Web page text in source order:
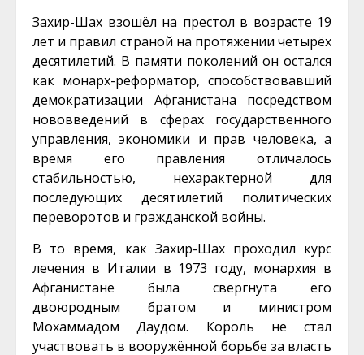
Захир-Шах взошёл на престол в возрасте 19
лет и правил страной на протяжении четырёх
десятилетий. В памяти поколений он остался
как монарх-реформатор, способствовавший
демократизации Афганистана посредством
нововведений в сферах государственного
управления, экономики и прав человека, а
время его правления отличалось
стабильностью, нехарактерной для
последующих десятилетий политических
переворотов и гражданской войны.
В то время, как Захир-Шах проходил курс
лечения в Италии в 1973 году, монархия в
Афганистане была свергнута его
двоюродным братом и министром
Мохаммадом Даудом. Король не стал
участвовать в вооружённой борьбе за власть